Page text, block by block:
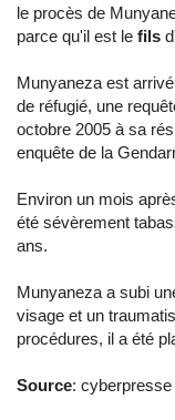
le procès de
parce qu'il est le fils
Munyaneza est
de réfugié, une
octobre 2005 à sa
enquête de la
Environ un mois
été sévèrement
ans.
Munyaneza a subi
visage et un
procédures, il a été
Source: cyberpresse